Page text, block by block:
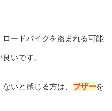
ードバイクを盗まれる可能
いです。
いと感じる方は、 ブザーを